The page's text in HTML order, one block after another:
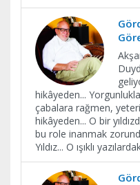
hikâyeden...
çabalara rağmen,
hikâyeden... O bir
bu role inanmak
Yıldız... O ışıklı